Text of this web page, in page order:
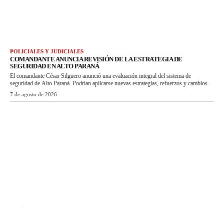
POLICIALES Y JUDICIALES
COMANDANTE ANUNCIA REVISIÓN DE LA ESTRATEGIA DE
SEGURIDAD EN ALTO PARANÁ
El comandante César Silguero anunció una evaluación integral del sistema de
seguridad de Alto Paraná. Podrían aplicarse nuevas estrategias, refuerzos y cambios.
7 de agosto de 2026